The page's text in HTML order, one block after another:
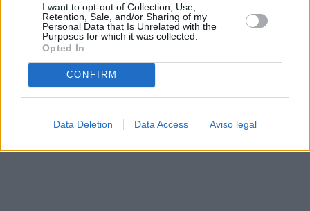
I want to opt-out of Collection, Use,
Retention, Sale, and/or Sharing of my
Personal Data that Is Unrelated with the
Purposes for which it was collected.
Opted In
CONFIRM
Data Deletion Data Access Aviso legal